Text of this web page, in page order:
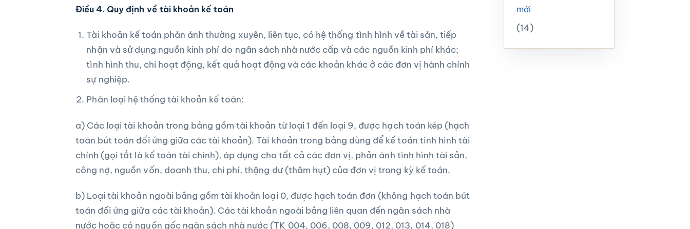
Điều 4. Quy định về tài khoản kế toán
Tài khoản kế toán phản ánh thường xuyên, liên tục, có hệ thống tình hình về tài sản, tiếp
nhận và sử dụng nguồn kinh phí do ngân sách nhà nước cấp và các nguồn kinh phí khác;
tình hình thu, chi hoạt động, kết quả hoạt động và các khoản khác ở các đơn vị hành chính
sự nghiệp.
Phân loại hệ thống tài khoản kế toán:
a) Các loại tài khoản trong bảng gồm tài khoản từ loại 1 đến loại 9, được hạch toán kép (hạch
toán bút toán đối ứng giữa các tài khoản). Tài khoản trong bảng dùng để kế toán tình hình tài
chính (gọi tắt là kế toán tài chính), áp dụng cho tất cả các đơn vị, phản ánh tình hình tài sản,
công nợ, nguồn vốn, doanh thu, chi phí, thặng dư (thâm hụt) của đơn vị trong kỳ kế toán.
b) Loại tài khoản ngoài bảng gồm tài khoản loại 0, được hạch toán đơn (không hạch toán bút
toán đối ứng giữa các tài khoản). Các tài khoản ngoài bảng liên quan đến ngân sách nhà
nước hoặc có nguồn gốc ngân sách nhà nước (TK 004, 006, 008, 009, 012, 013, 014, 018)
mới
(14)